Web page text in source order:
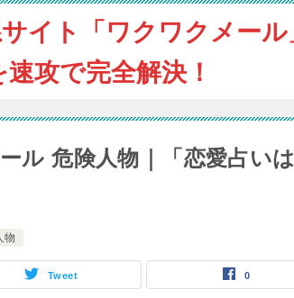
イト「ワクワクメール
攻で完全解決！
ル 危険人物｜「恋愛占い
物
Tweet 0